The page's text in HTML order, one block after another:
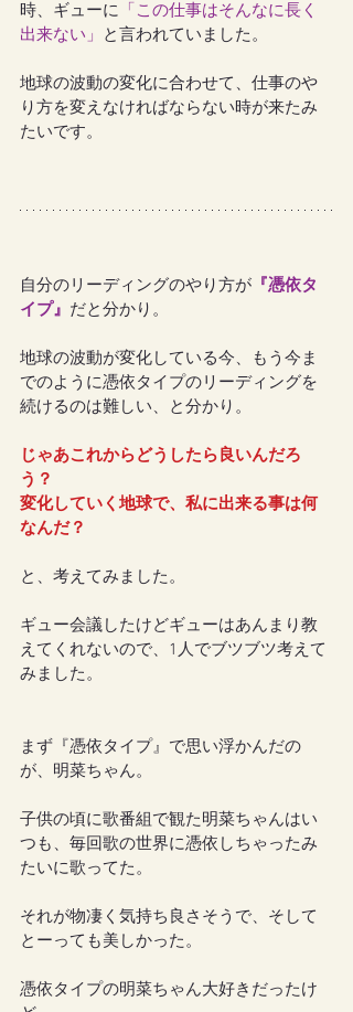
時、ギューに 「この仕事はそんなに長く
出来ない」
と言われていました。
地球の波動の変化に合わせて、仕事のや
り方を変えなければならない時が来たみ
たいです。
自分のリーディングのやり方が 『憑依タ
イプ』 だと分かり。
地球の波動が変化している今、もう今ま
でのように憑依タイプのリーディングを
続けるのは難しい、と分かり。
じゃあこれからどうしたら良いんだろ
う？
変化していく地球で、私に出来る事は何
なんだ？
と、考えてみました。
ギュー会議したけどギューはあんまり教
えてくれないので、1人でブツブツ考えて
みました。
まず『憑依タイプ』で思い浮かんだの
が、明菜ちゃん。
子供の頃に歌番組で観た明菜ちゃんはい
つも、毎回歌の世界に憑依しちゃったみ
たいに歌ってた。
それが物凄く気持ち良さそうで、そして
とーっても美しかった。
憑依タイプの明菜ちゃん大好きだったけ